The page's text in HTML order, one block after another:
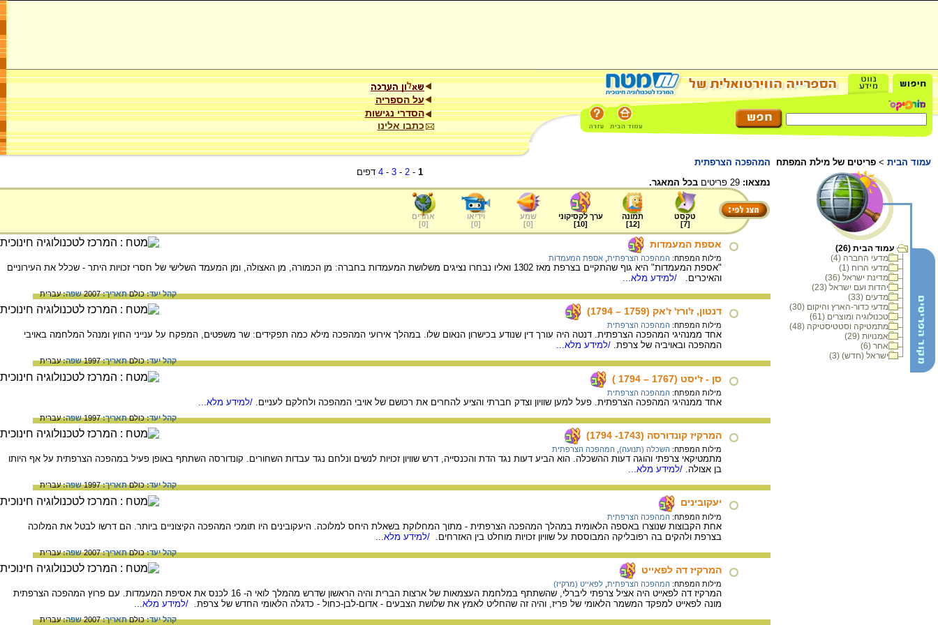
על הספריה
הסדרי נגישות
כתבו אלינו
עמוד הבית > פריטים של מילת המפתח המהפכה הצרפתית
עמוד הבית (26)
מדעי החברה (4)
מדעי הרוח (1)
מדינת ישראל (36)
יהדות ועם ישראל (23)
מדעים (33)
מדעי כדור-הארץ והיקום (30)
טכנולוגיה ומוצרים (61)
מתמטיקה וסטטיסטיקה (48)
אמנויות (29)
אחר (6)
ישראל (חדש) (3)
1
-
2
-
3
-
4 דפים
נמצאו:
בכל המאגר.
טקסט
[
7
]
תמונה
[
12
]
ערך לקסיקוני
[
10
]
שמע
[
0
]
וידיאו
[
0
]
אתרים
[
0
]
אספת המעמדות
מילות המפתח: המהפכה הצרפתית אספת המעמדות
"אספת המעמדות" היא גוף שהתקיים בצרפת מאז 1302 ואליו נבחרו נציגים משלושת המעמדות בחברה: מן הכמורה, מן האצולה, ומן המעמד השלישי של חסרי זכויות היתר - שכלל את העירוניים
והאיכרים.
/למידע מלא...
קהל יעד:כולםתאריך:2007 שפה:עברית
דנטון, ז'ורז' ז'אק (1759 – 1794)
מילות המפתח: המהפכה הצרפתית
אחד ממנהיגי המהפכה הצרפתית. דנטה היה עורך דין שנודע בכישרון הנאום שלו. במהלך אירועי המהפכה מילא כמה תפקידים: שר משפטים, המפקח על ענייני החוץ ומנהל המלחמה באויבי
המהפכה ובאויביה של צרפת. /למידע מלא...
קהל יעד:כולםתאריך:1997 שפה:עברית
סן - ז'יסט (1767 – 1794 )
מילות המפתח: המהפכה הצרפתית
אחד ממנהיגי המהפכה הצרפתית. פעל למען שוויון וצדק חברתי והציע להחרים את רכושם של אויבי המהפכה ולחלקם לעניים. /למידע מלא...
קהל יעד:כולםתאריך:1997 שפה:עברית
המרקיז קונדורסה (1743- 1794)
מילות המפתח: השכלה (תנועה) המהפכה הצרפתית
מתמטיקאי צרפתי והוגה דעות ההשכלה. הוא הביע דעות נגד הדת והכנסייה, דרש שוויון זכויות לנשים ונלחם נגד עבדות השחורים. קונדורסה השתתף באופן פעיל במהפכה הצרפתית על אף היותו
בן אצולה. /למידע מלא...
קהל יעד:כולםתאריך:1997 שפה:עברית
יעקובינים
מילות המפתח: המהפכה הצרפתית
אחת הקבוצות שנוצרו באספה הלאומית במהלך המהפכה הצרפתית - מתוך המחלוקת בשאלת היחס למלוכה. היעקובינים היו תומכי המהפכה הקיצוניים ביותר. הם דרשו לבטל את המלוכה
בצרפת ולהקים בה רפובליקה המבוססת על שוויון זכויות מוחלט בין האזרחים.
/למידע מלא...
קהל יעד:כולםתאריך:2007 שפה:עברית
המרקיז דה לפאייט
מילות המפתח: המהפכה הצרפתית לפאייט (מרקיז)
המרקיז דה לפאייט היה אציל צרפתי ליברלי, שהשתתף במלחמת העצמאות של ארצות הברית והיה הראשון שדרש מהמלך לואי ה- 16 לכנס את אסיפת המעמדות. עם פרוץ המהפכה הצרפתית
מונה לפאייט למפקד המשמר הלאומי של פריז, והיה זה שהחליט לאמץ את שלושת הצבעים - אדום-לבן-כחול - כדגלה הלאומי החדש של צרפת.
/למידע מלא...
קהל יעד:כולםתאריך:2007 שפה:עברית